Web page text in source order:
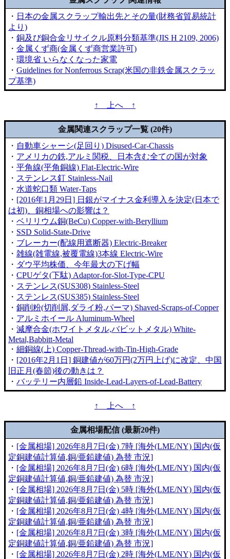
・ 日本の金属スクラップ輸出先とその量(財務省貿易統計
より)
・ 銅及び銅合金リサイクル原料分類基準(JIS H 2109, 2006)
・ 金属くず商(金属くず商営業許可)
・ 環境省 いらなくなった家電
・ Guidelines for Nonferrous Scrap(米国の非鉄金属スクラッ
プ基準)
↑ 上へ ↑
金属関連スクラップ一覧 (20件)
・ 自動車シャーシ(足回り) Disused-Car-Chassis
・ アメリカの鉄,アルミ関税、日本含む全ての国が対象
・ 平角線(平角銅線) Flat-Electric-Wire
・ ステンレス釘 Stainless-Nail
・ 水道蛇口類 Water-Taps
・ [2016年1月29日] 日銀がマイナス金利導入を決定(日本で
は初)、銅相場への影響は？
・ ベリリウム銅(BeCu) Copper-with-Beryllium
・ SSD Solid-State-Drive
・ ブレーカー(配線用遮断器) Electric-Breaker
・ 雑線(雑電線,被覆電線)3本線 Electric-Wire
・ ダウ平均株価、今年最大の下げ幅
・ CPUゲタ(下駄) Adaptor-for-Slot-Type-CPU
・ ステンレス(SUS308) Stainless-Steel
・ ステンレス(SUS385) Stainless-Steel
・ 銅削粉(切削屑,ダライ粉,パーマ) Shaved-Scraps-of-Copper
・ アルミホイール Aluminum-Wheel
・ 減摩合金(ホワイトメタル,バビットメタル) White-
Metal,Babbitt-Metal
・ 細銅線(上) Copper-Thread-with-Tin-High-Grade
・ [2016年2月1日] 銅建値が60万円(2万円上げ)に改定、中国
旧正月(春節)後の動きは？
・ バッテリー内層鉛 Inside-Lead-Layers-of-Lead-Battery
↑ 上へ ↑
金属相場配信 (最新20件)
・ [金属相場] 2026年8月7日(金) 7時 [海外(LME/NY) 国内(仮
定銅建値計算値,銅/亜鉛建値) 為替 市況]
・ [金属相場] 2026年8月7日(金) 6時 [海外(LME/NY) 国内(仮
定銅建値計算値,銅/亜鉛建値) 為替 市況]
・ [金属相場] 2026年8月7日(金) 5時 [海外(LME/NY) 国内(仮
定銅建値計算値,銅/亜鉛建値) 為替 市況]
・ [金属相場] 2026年8月7日(金) 4時 [海外(LME/NY) 国内(仮
定銅建値計算値,銅/亜鉛建値) 為替 市況]
・ [金属相場] 2026年8月7日(金) 3時 [海外(LME/NY) 国内(仮
定銅建値計算値,銅/亜鉛建値) 為替 市況]
・ [金属相場] 2026年8月7日(金) 2時 [海外(LME/NY) 国内(仮